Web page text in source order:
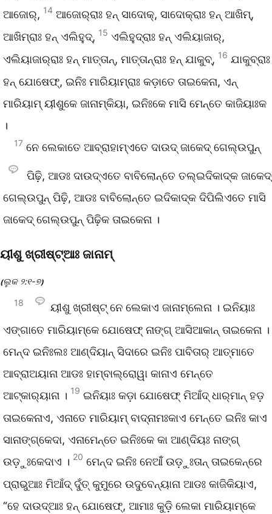
ଆଜୋର୍‌, 14 ଆଜୋର୍‌ରାଃ ହନ୍‌ ସାଦୋକ୍‌, ସାଦୋକ୍‌ରାଃ ହନ୍‌ ଆଖିମ୍‌,
ଆଖିମ୍‌ରାଃ ହନ୍‌ ଏଲିହୁଦ୍‌, 15 ଏଲିହୁଦ୍‌ରାଃ ହନ୍‌ ଏଲିୟାଜାର୍‌,
ଏଲିୟାଜାର୍‌ରାଃ ହନ୍‌ ମାତ୍ତାନ୍‌, ମାତ୍ତାନ୍‌ରାଃ ହନ୍‌ ଯାକୁବ୍‌, 16 ଯାକୁବ୍‌ରାଃ
ହନ୍‌ ଯୋଷେଫ୍‌, ଇନିଃ ମାରିୟାମ୍‌ରାଃ କଡ଼ାତେ ତାଇକେନା, ଏନ୍‌
ମାରିୟାମ୍‌ ୟୀଶୁକେ ଜାନାମ୍‌କିୟା, ଇନିଃକେ ମାସି ମେନ୍ତେ କାଜିୟାଃକ
।
17 ନେ ଲେକାତେ ଆବ୍ରାହାମ୍‌ଏତେ ଦାଉଦ୍‌ ଜାକେଦ୍‌ ଗେଲ୍‌ଉପୁନ୍‌
ପିଢ଼ି, ଆଡଃ ଦାଉଦ୍‌ଏତେ ବାବିଲୋନ୍‌ତେ ତଲ୍‌ଇଦିକାଦ୍‌କ ଜାକେଦ୍‌
ଗେଲ୍‌ଉପୁନ୍‌ ପିଢ଼ି, ଆଡଃ ବାବିଲୋନ୍‌ତେ ଇଦିକାଦ୍‌କ ଦିପିଲିଏତେ ମାସି
ଜାକେଦ୍‌ ଗେଲ୍‌ଉପୁନ୍‌ ପିଢ଼ିକ ତାଇକେନା ।
ୟୀଶୁ ଖ୍ରୀଷ୍ଟ୍‌ଆଃ ଜାନାମ୍‌
(ଲୁକ ୨:୧-୭)
18
ୟୀଶୁ ଖ୍ରୀଷ୍ଟ୍‌ ନେ ଲେକାଏ ଜାନାମ୍‌ଲେନା । ଇନିୟାଃ
ଏଙ୍ଗାତେ ମାରିୟାମ୍‌କେ ଯୋଷେଫ୍‌ ନାଙ୍ଗ୍‌ ଆସିଆକାନ୍‌ ତାଇକେନା ।
ମେନ୍‌ଦ ଇନିଃଲଃ ଆଣ୍‌ଦିୟାନ୍‌ ସିଦାରେ ଇନିଃ ପାବିତାର୍‌ ଆତ୍ମାତେ
ଆବ୍‌ରାଅୟାନା ଆଡଃ ହାମ୍ବାଲ୍‌ରୋୱା କାନାଏ ମେନ୍ତେ
ଆଟ୍‌କାର୍‌ୟାନା । 19 ଇନିୟାଃ କଡ଼ା ଯୋଷେଫ୍‌ ମିଆଁଦ୍‌ ଧାର୍‌ମାନ୍‌ ହଡ଼
ତାଇକେନାଏ, ଏନାତେ ମାରିୟାମ୍‌ ବାଦ୍‌ନାମଃକାଏ ମେନ୍ତେ ଇନିଃ କାଏ
ସାନାଙ୍ଗ୍‌କେଦା, ଏନାମେନ୍ତେ ଇନିଃକେ କା ଆଣ୍‌ଦିୟଃ ନାଙ୍ଗ୍‌
ଉଡ଼ୁଃକେଦାଏ । 20 ମେନ୍‌ଦ ଇନିଃ ନେଆଁଁ ଉଡ଼ୁଃତାନ୍‌ ତାଇକେନ୍‌ରେ
ପ୍ରାଭୁଆଃ ମିଆଁଦ୍‌ ଦୁଁତ୍‌ କୁମୁରେ ଉଦୁବେନ୍‌ୟାନା ଆଡଃ କାଜିକିୟାଏ,
“ହେ ଦାଉଦ୍‌ଆଃ ହନ୍‌ ଯୋଷେଫ୍‌, ଆମାଃ କୁଡ଼ି ଲେକା ମାରିୟାମ୍‌କେ